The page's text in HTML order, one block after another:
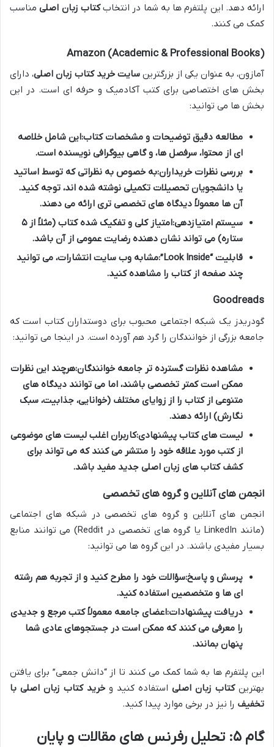
ارائه دهد. این پلتفرم ها به شما در انتخابکتاب زبان اصلیمناسب
کمک می کنند.
Amazon (Academic & Professional Books)
آمازون، به عنوان یکی از بزرگترین سایت خرید کتاب زبان اصلی، دارای
بخش های اختصاصی برای کتب آکادمیک و حرفه ای است. در این
بخش ها می توانید:
مطالعه دقیق توضیحات و مشخصات کتاب:این شامل خلاصه
ای از محتوا، سرفصل ها، و گاهی بیوگرافی نویسنده است.
بررسی نظرات خریداران:به خصوص به نظراتی که توسط اساتید
یا دانشجویان تحصیلات تکمیلی نوشته شده اند، توجه کنید.
آن ها معمولاً دیدگاه های تخصصی تری ارائه می دهند.
سیستم امتیازدهی:
امتیاز کلی و تفکیک شده کتاب (مثلاً از ۵
ستاره) می تواند نشان دهنده رضایت عمومی از آن باشد.
قابلیت “Look Inside”:
مشابه وب سایت انتشارات، می توانید
چند صفحه از کتاب را مشاهده کنید.
Goodreads
گودریدز یک شبکه اجتماعی محبوب برای دوستداران کتاب است که
جامعه بزرگی از خوانندگان را گرد هم آورده است. در اینجا می توانید:
مشاهده نظرات گسترده تر جامعه خوانندگان:هرچند این نظرات
ممکن است کمتر تخصصی باشند، اما می توانند دیدگاه های
متنوعی از کتاب را از زوایای مختلف (خوانایی، جذابیت، سبک
نگارش) ارائه دهند.
لیست های کتاب پیشنهادی:کاربران اغلب لیست های موضوعی
از کتب مورد علاقه خود را منتشر می کنند که می تواند برای
کشفکتاب های زبان اصلی جدید مفید باشد.
انجمن های آنلاین و گروه های تخصصی
انجمن های آنلاین و گروه های تخصصی در شبکه های اجتماعی
(مانند LinkedIn یا گروه های تخصصی در Reddit) می توانند منابع
بسیار مفیدی باشند. در این گروه ها می توانید:
پرسش و پاسخ:سؤالات خود را مطرح کنید و از تجربه هم رشته
ای ها و متخصصین استفاده کنید.
دریافت پیشنهادات:اعضای جامعه معمولاً کتب مرجع و جدیدی
را معرفی می کنند که ممکن است در جستجوهای عادی شما
پنهان بمانند.
این پلتفرم ها به شما کمک می کنند تا از “دانش جمعی” برای یافتن
بهترینکتاب زبان اصلی استفاده کنید و خرید کتاب زبان اصلی با
تخفیف را نیز در برخی موارد پیدا کنید.
گام ۵: تحلیل رفرنس های مقالات و پایان